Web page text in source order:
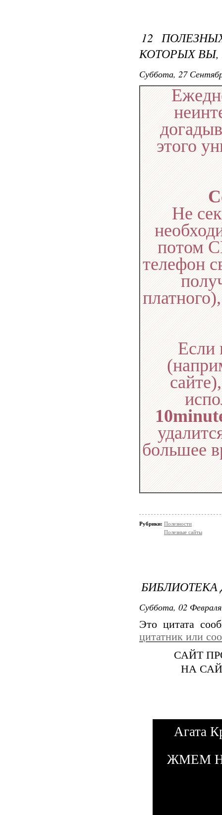
12
КОТОРЫХ ВЫ,
Суббота, 27
этого
Не
потом
телефон
Если
большее
Рубрики: Полезности
Полезные сайты
БИБЛИОТЕКА
Суббота, 02
Это цитата
цитатник или
САЙТ
НА
Агата
ЖМЕМ